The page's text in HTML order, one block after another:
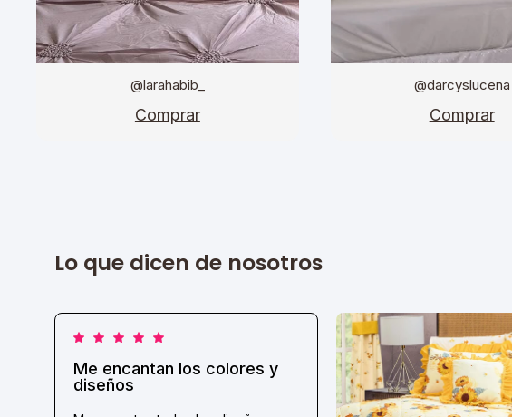
@larahabib_
Comprar
@darcyslucena
Comprar
Lo que dicen de nosotros
Me encantan los colores y
diseños